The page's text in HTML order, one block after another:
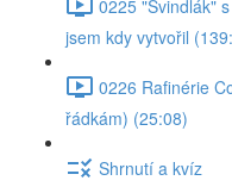
0225 "Švindlák"
jsem kdy vytvořil
0226 Rafinérie
řádkám) (25:08)
Shrnutí a kvíz